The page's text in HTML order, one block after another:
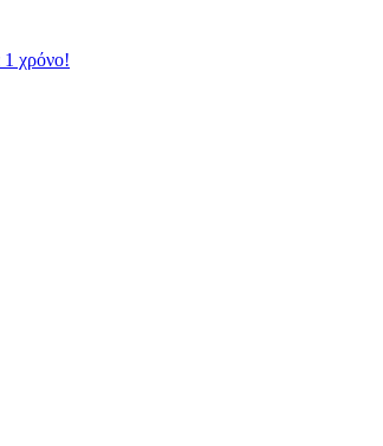
1 χρόνο!